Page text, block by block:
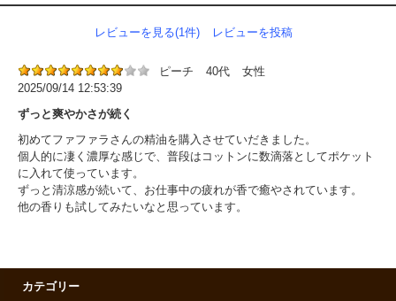
レビューを見る(1件) レビューを投稿
ピーチ 40代
女性
2025/09/14 12:53:39
ずっと爽やかさが続く
初めてファファラさんの精油を購入させていだきました。
個人的に凄く濃厚な感じで、普段はコットンに数滴落としてポケット
に入れて使っています。
ずっと清涼感が続いて、お仕事中の疲れが香で癒やされています。
他の香りも試してみたいなと思っています。
カテゴリー